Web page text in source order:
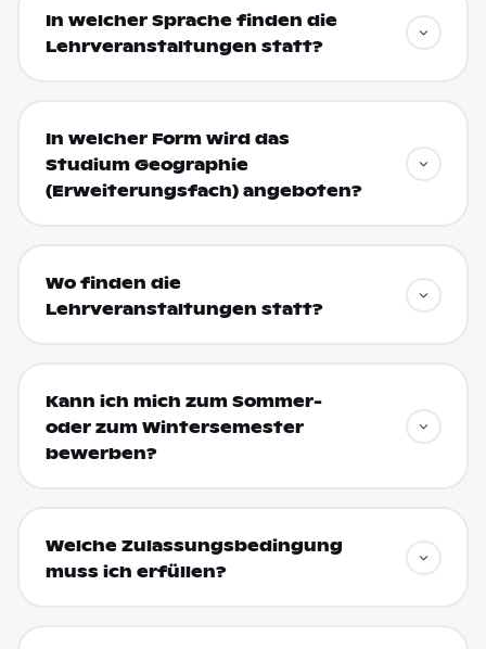
In welcher Sprache finden die
Lehrveranstaltungen statt?
In welcher Form wird das
Studium Geographie
(Erweiterungsfach) angeboten?
Wo finden die
Lehrveranstaltungen statt?
Kann ich mich zum Sommer-
oder zum Wintersemester
bewerben?
Welche Zulassungsbedingung
muss ich erfüllen?